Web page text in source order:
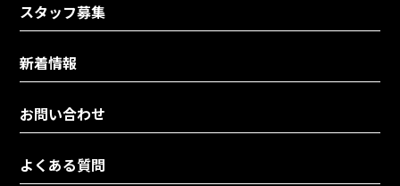
スタッフ募集
新着情報
お問い合わせ
よくある質問